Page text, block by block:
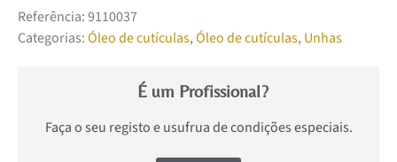
Referência:9110037
Categorias:Óleo de cutículas,Óleo de cutículas, Unhas
É um Profissional?
Faça o seu registo e usufrua de condições especiais.